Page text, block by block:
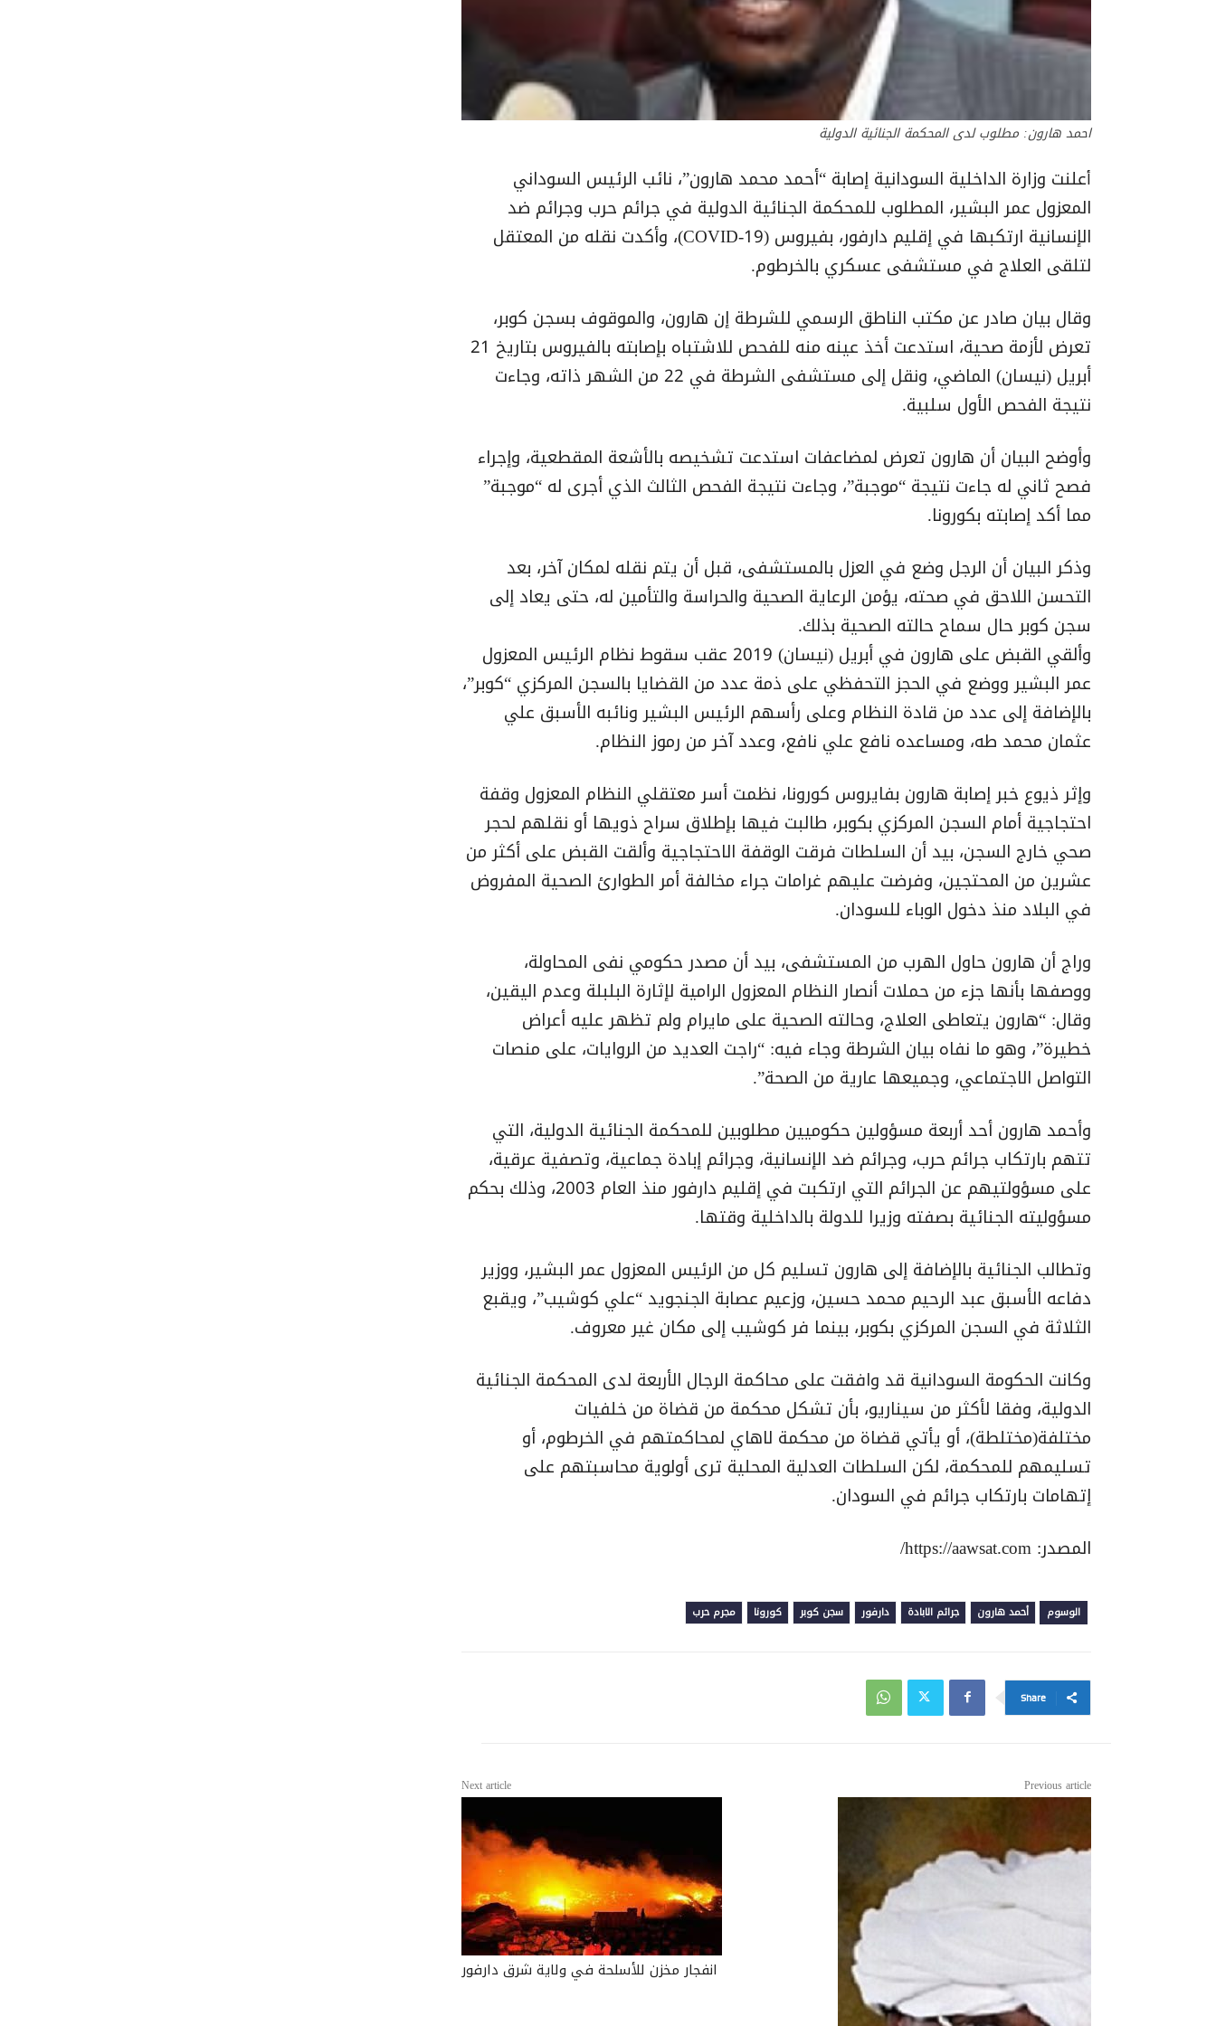
احمد هارون: مطلوب لدى المحكمة الجنائية الدولية
أعلنت وزارة الداخلية السودانية إصابة “أحمد محمد هارون”، نائب الرئيس السوداني
المعزول عمر البشير، المطلوب للمحكمة الجنائية الدولية في جرائم حرب وجرائم ضد
الإنسانية ارتكبها في إقليم دارفور، بفيروس (COVID-19)، وأكدت نقله من المعتقل
لتلقى العلاج في مستشفى عسكري بالخرطوم.
وقال بيان صادر عن مكتب الناطق الرسمي للشرطة إن هارون، والموقوف بسجن كوبر،
تعرض لأزمة صحية، استدعت أخذ عينه منه للفحص للاشتباه بإصابته بالفيروس بتاريخ 21
أبريل (نيسان) الماضي، ونقل إلى مستشفى الشرطة في 22 من الشهر ذاته، وجاءت
نتيجة الفحص الأول سلبية.
وأوضح البيان أن هارون تعرض لمضاعفات استدعت تشخيصه بالأشعة المقطعية، وإجراء
فصح ثاني له جاءت نتيجة “موجبة”، وجاءت نتيجة الفحص الثالث الذي أجرى له “موجبة”
مما أكد إصابته بكورونا.
وذكر البيان أن الرجل وضع في العزل بالمستشفى، قبل أن يتم نقله لمكان آخر، بعد
التحسن اللاحق في صحته، يؤمن الرعاية الصحية والحراسة والتأمين له، حتى يعاد إلى
سجن كوبر حال سماح حالته الصحية بذلك.
وألقي القبض على هارون في أبريل (نيسان) 2019 عقب سقوط نظام الرئيس المعزول
عمر البشير ووضع في الحجز التحفظي على ذمة عدد من القضايا بالسجن المركزي “كوبر”،
بالإضافة إلى عدد من قادة النظام وعلى رأسهم الرئيس البشير ونائبه الأسبق علي
عثمان محمد طه، ومساعده نافع علي نافع، وعدد آخر من رموز النظام.
وإثر ذيوع خبر إصابة هارون بفايروس كورونا، نظمت أسر معتقلي النظام المعزول وقفة
احتجاجية أمام السجن المركزي بكوبر، طالبت فيها بإطلاق سراح ذويها أو نقلهم لحجر
صحي خارج السجن، بيد أن السلطات فرقت الوقفة الاحتجاجية وألقت القبض على أكثر من
عشرين من المحتجين، وفرضت عليهم غرامات جراء مخالفة أمر الطوارئ الصحية المفروض
في البلاد منذ دخول الوباء للسودان.
وراج أن هارون حاول الهرب من المستشفى، بيد أن مصدر حكومي نفى المحاولة،
ووصفها بأنها جزء من حملات أنصار النظام المعزول الرامية لإثارة البلبلة وعدم اليقين،
وقال: “هارون يتعاطى العلاج، وحالته الصحية على مايرام ولم تظهر عليه أعراض
خطيرة”، وهو ما نفاه بيان الشرطة وجاء فيه: “راجت العديد من الروايات، على منصات
التواصل الاجتماعي، وجميعها عارية من الصحة”.
وأحمد هارون أحد أربعة مسؤولين حكوميين مطلوبين للمحكمة الجنائية الدولية، التي
تتهم بارتكاب جرائم حرب، وجرائم ضد الإنسانية، وجرائم إبادة جماعية، وتصفية عرقية،
على مسؤولتيهم عن الجرائم التي ارتكبت في إقليم دارفور منذ العام 2003، وذلك بحكم
مسؤوليته الجنائية بصفته وزيرا للدولة بالداخلية وقتها.
وتطالب الجنائية بالإضافة إلى هارون تسليم كل من الرئيس المعزول عمر البشير، ووزير
دفاعه الأسبق عبد الرحيم محمد حسين، وزعيم عصابة الجنجويد “علي كوشيب”، ويقبع
الثلاثة في السجن المركزي بكوبر، بينما فر كوشيب إلى مكان غير معروف.
وكانت الحكومة السودانية قد وافقت على محاكمة الرجال الأربعة لدى المحكمة الجنائية
الدولية، وفقا لأكثر من سيناريو، بأن تشكل محكمة من قضاة من خلفيات
مختلفة(مختلطة)، أو يأتي قضاة من محكمة لاهاي لمحاكمتهم في الخرطوم، أو
تسليمهم للمحكمة، لكن السلطات العدلية المحلية ترى أولوية محاسبتهم على
إتهامات بارتكاب جرائم في السودان.
المصدر: https://aawsat.com/
الوسوم أحمد هارون جرائم الابادة دارفور سجن كوبر كورونا مجرم حرب
Share
Previous article
Next article
انفجار مخزن للأسلحة في ولاية شرق دارفور